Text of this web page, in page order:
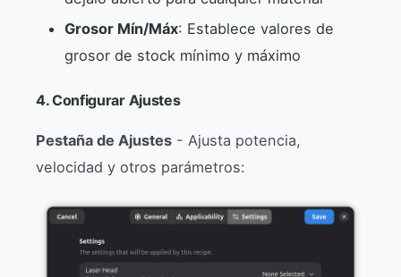
Grosor Mín/Máx: Establece valores de
grosor de stock mínimo y máximo
4. Configurar Ajustes
Pestaña de Ajustes - Ajusta potencia,
velocidad y otros parámetros: